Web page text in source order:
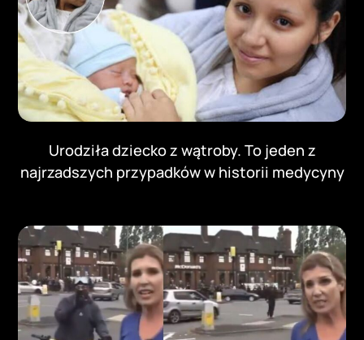
Urodziła dziecko z wątroby. To jeden z
najrzadszych przypadków w historii medycyny